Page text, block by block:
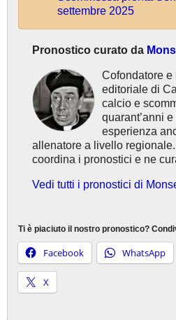
settembre 2025
Pronostico curato da
Cofondatore
editoriale di
calcio e
quarant’anni
esperienza
allenatore a livello
coordina i pronostici e ne
Vedi tutti i pronostici di
Ti è piaciuto il nostro pronostico?
Facebook WhatsApp
X